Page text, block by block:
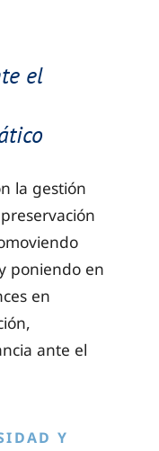
el
la gestión
poniendo en
en
ante el
Y